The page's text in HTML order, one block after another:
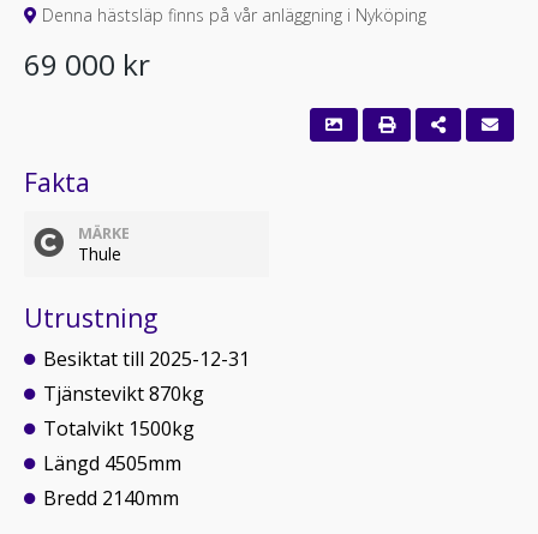
Denna hästsläp finns på vår anläggning i Nyköping
69 000 kr
Fakta
MÄRKE
Thule
Utrustning
Besiktat till 2025-12-31
Tjänstevikt 870kg
Totalvikt 1500kg
Längd 4505mm
Bredd 2140mm